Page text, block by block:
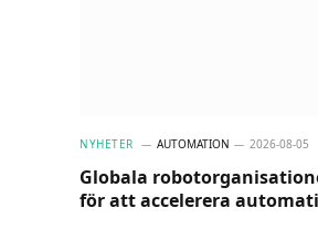
NYHETER AUTOMATION 2026-08-05
Globala
för att accelerera